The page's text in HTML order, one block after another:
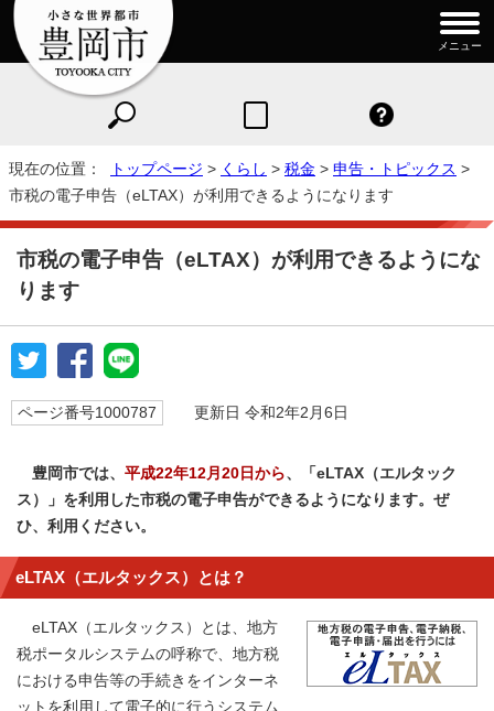
メニュー
現在の位置： トップページ > くらし > 税金 > 申告・トピックス >
市税の電子申告（eLTAX）が利用できるようになります
市税の電子申告（eLTAX）が利用できるようにな
ります
ページ番号1000787 更新日 令和2年2月6日
豊岡市では、 平成22年12月20日から、「eLTAX（エルタック
ス）」を利用した市税の電子申告ができるようになります。ぜ
ひ、利用ください。
eLTAX（エルタックス）とは？
eLTAX（エルタックス）とは、地方
税ポータルシステムの呼称で、地方税
における申告等の手続きをインターネ
ットを利用して電子的に行うシステム